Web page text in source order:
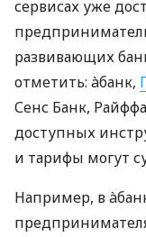
сервисах уже
развивающих
отметить: àбанк,
Сенс Банк,
доступных
и тарифы могут
Например, в